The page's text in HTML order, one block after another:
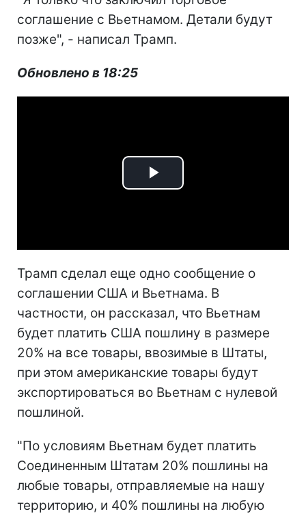
соглашение с Вьетнамом. Детали будут
позже", - написал Трамп.
Обновлено в 18:25
Play
Трамп сделал еще одно сообщение о
соглашении США и Вьетнама. В
частности, он рассказал, что Вьетнам
будет платить США пошлину в размере
20% на все товары, ввозимые в Штаты,
при этом американские товары будут
экспортироваться во Вьетнам с нулевой
пошлиной.
"По условиям Вьетнам будет платить
Соединенным Штатам 20% пошлины на
любые товары, отправляемые на нашу
территорию, и 40% пошлины на любую